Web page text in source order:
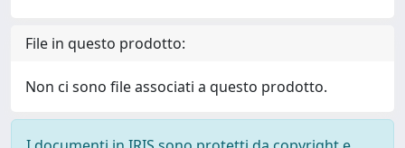
File in questo prodotto:
Non ci sono file associati a questo prodotto.